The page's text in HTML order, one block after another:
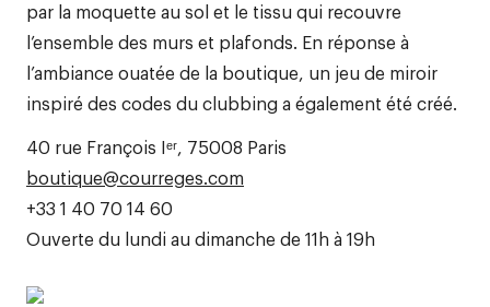
par la moquette au sol et le tissu qui recouvre
l’ensemble des murs et plafonds. En réponse à
l’ambiance ouatée de la boutique, un jeu de miroir
inspiré des codes du clubbing a également été créé.
40 rue François Iᵉʳ, 75008 Paris
boutique@courreges.com
+33 1 40 70 14 60
Ouverte du lundi au dimanche de 11h à 19h